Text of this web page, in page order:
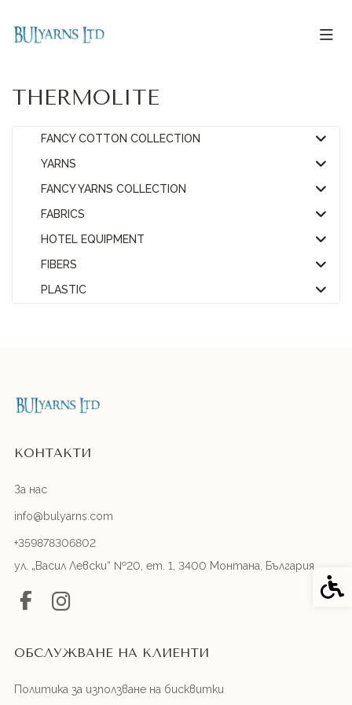
THERMOLITE
FANCY COTTON COLLECTION
YARNS
FANCY YARNS COLLECTION
FABRICS
HOTEL EQUIPMENT
FIBERS
PLASTIC
КОНТАКТИ
За нас
info@bulyarns.com
+359878306802
ул. „Васил Левски“ №20, ет. 1, 3400 Монтана, България
ОБСЛУЖВАНЕ НА КЛИЕНТИ
Политика за използване на бисквитки